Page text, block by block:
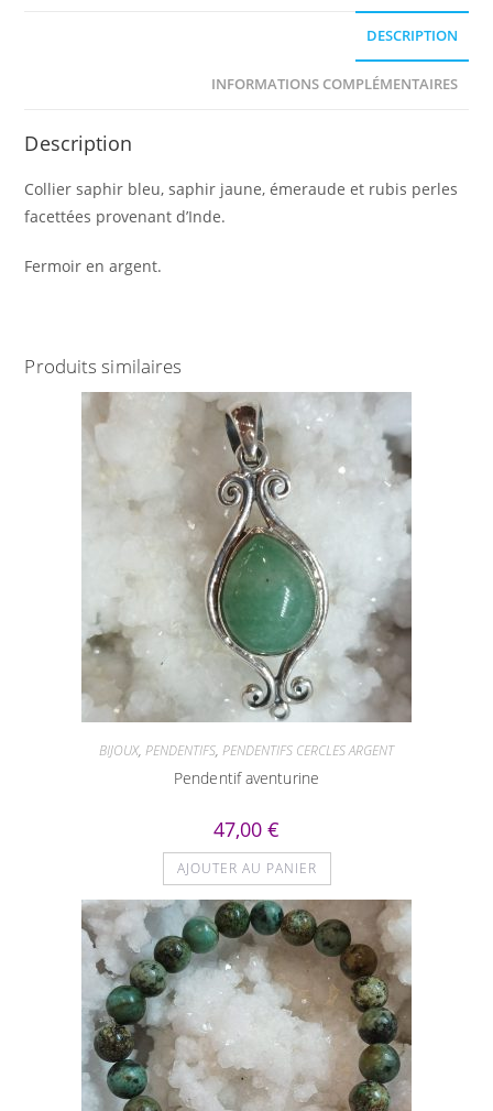
DESCRIPTION
INFORMATIONS COMPLÉMENTAIRES
Description
Collier saphir bleu, saphir jaune, émeraude et rubis perles
facettées provenant d’Inde.
Fermoir en argent.
Produits similaires
BIJOUX, PENDENTIFS, PENDENTIFS CERCLES ARGENT
Pendentif aventurine
47,00 €
AJOUTER AU PANIER